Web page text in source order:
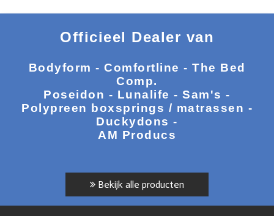
Officieel Dealer van
Bodyform - Comfortline - The Bed
Comp.
Poseidon - Lunalife - Sam's -
Polypreen boxsprings / matrassen -
Duckydons -
AM Producs
Bekijk alle producten